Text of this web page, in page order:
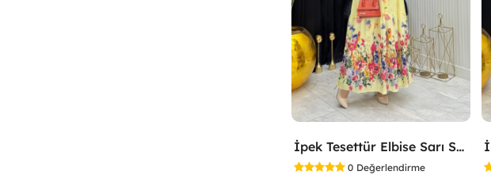
İpek Tesettür Elbise Sarı Sarı
0 Değerlendirme